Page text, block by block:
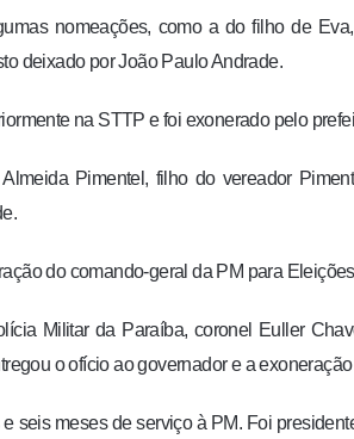
nomeações, como a do filho de
deixado por João Paulo Andrade.
na STTP e foi exonerado pelo
Pimentel, filho do vereador
do comando-geral da PM para
Militar da Paraíba, coronel Euller
o ofício ao governador e a
seis meses de serviço à PM. Foi